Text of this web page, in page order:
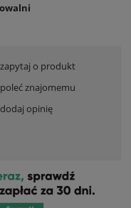
zapytaj o produkt
poleć znajomemu
dodaj opinię